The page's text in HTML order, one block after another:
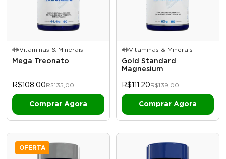
Vitaminas & Minerais
Mega Treonato
R$108,00R$135,00
Vitaminas & Minerais
Gold Standard
Magnesium
R$111,20R$139,00
OFERTA